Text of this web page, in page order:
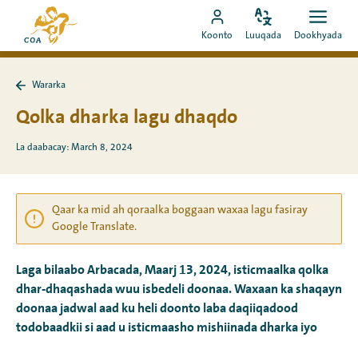
ah
booqo
tusmada
bogga
hore
MyCOA
Booqo
akoonka
Koonto
Bedel
Luuqada
Fur
Dookhyada
Wararka
Wararka
Qolka dharka lagu dhaqdo
La daabacay: March 8, 2024
Qaar ka mid ah qoraalka boggaan waxaa lagu fasiray
Google Translate.
Laga bilaabo Arbacada, Maarj 13, 2024, isticmaalka qolka
dhar-dhaqashada wuu isbedeli doonaa. Waxaan ka shaqayn
doonaa jadwal aad ku heli doonto laba daqiiqadood
todobaadkii si aad u isticmaasho mishiinada dharka iyo